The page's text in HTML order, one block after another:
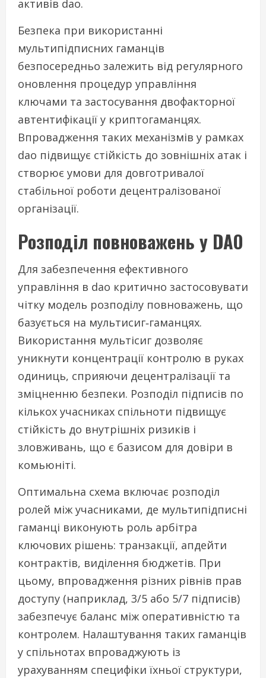
активів dao.
Безпека при використанні
мультипідписних гаманців
безпосередньо залежить від регулярного
оновлення процедур управління
ключами та застосування двофакторної
автентифікації у криптогаманцях.
Впровадження таких механізмів у рамках
dao підвищує стійкість до зовнішніх атак і
створює умови для довготривалої
стабільної роботи децентралізованої
організації.
Розподіл повноважень у DAO
Для забезпечення ефективного
управління в dao критично застосовувати
чітку модель розподілу повноважень, що
базується на мультисиг‑гаманцях.
Використання мультісиг дозволяє
уникнути концентрації контролю в руках
одиниць, сприяючи децентралізації та
зміцненню безпеки. Розподіл підписів по
кількох учасниках спільноти підвищує
стійкість до внутрішніх ризиків і
зловживань, що є базисом для довіри в
комьюніті.
Оптимальна схема включає розподіл
ролей між учасниками, де мультипідписні
гаманці виконують роль арбітра
ключових рішень: транзакції, апдейти
контрактів, виділення бюджетів. При
цьому, впровадження різних рівнів прав
доступу (наприклад, 3/5 або 5/7 підписів)
забезпечує баланс між оперативністю та
контролем. Налаштування таких гаманців
у спільнотах впроваджують із
урахуванням специфіки їхньої структури,